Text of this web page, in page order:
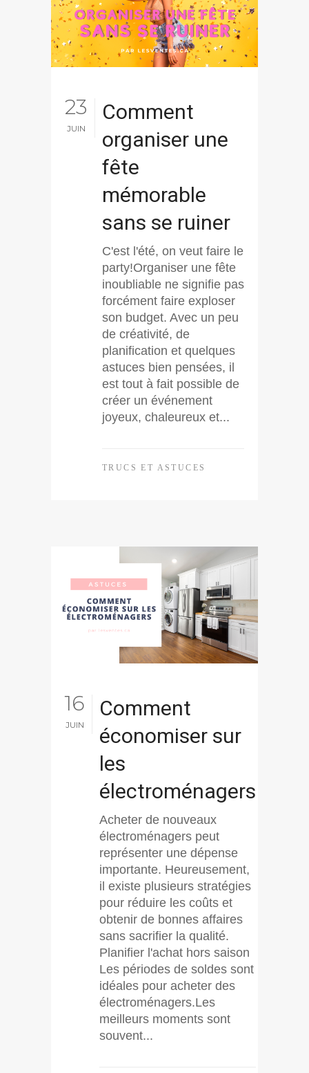
23
JUIN
Comment
organiser une
fête
mémorable
sans se ruiner
C'est l'été, on veut faire le
party!Organiser une fête
inoubliable ne signifie pas
forcément faire exploser
son budget. Avec un peu
de créativité, de
planification et quelques
astuces bien pensées, il
est tout à fait possible de
créer un événement
joyeux, chaleureux et...
TRUCS ET ASTUCES
16
JUIN
Comment
économiser sur
les
électroménagers
Acheter de nouveaux
électroménagers peut
représenter une dépense
importante. Heureusement,
il existe plusieurs stratégies
pour réduire les coûts et
obtenir de bonnes affaires
sans sacrifier la qualité.
Planifier l'achat hors saison
Les périodes de soldes sont
idéales pour acheter des
électroménagers.Les
meilleurs moments sont
souvent...